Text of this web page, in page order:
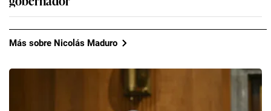
Más sobre Nicolás Maduro